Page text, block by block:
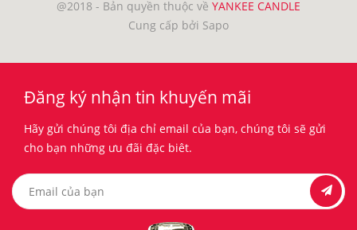
@2018 - Bản quyền thuộc về YANKEE CANDLE
Cung cấp bởi Sapo
Đăng ký nhận tin khuyến mãi
Hãy gửi chúng tôi địa chỉ email của bạn, chúng tôi sẽ gửi
cho bạn những ưu đãi đặc biêt.